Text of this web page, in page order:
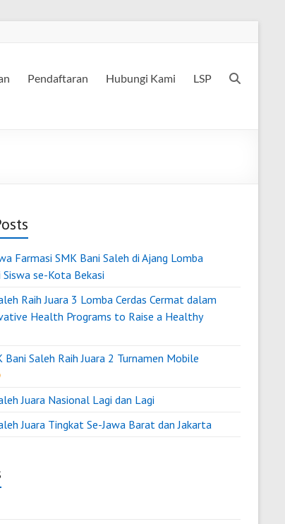
Pendaftaran Hubungi Kami LSP
Farmasi SMK Bani Saleh di Ajang Lomba
se-Kota Bekasi
Raih Juara 3 Lomba Cerdas Cermat dalam
Health Programs to Raise a Healthy
Bani Saleh Raih Juara 2 Turnamen Mobile
Juara Nasional Lagi dan Lagi
Juara Tingkat Se-Jawa Barat dan Jakarta